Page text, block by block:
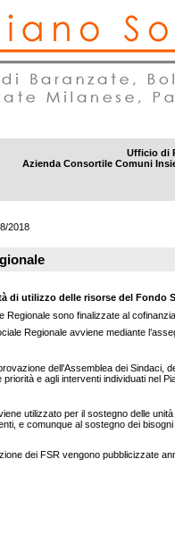
Ufficio di
Azienda Consortile Comuni
2018
di utilizzo delle risorse del Fondo
Regionale sono finalizzate al
Regionale avviene mediante
dell'Assemblea dei Sindaci,
priorità e agli interventi individuati nel
utilizzato per il sostegno delle
e comunque al sostegno dei bisogni
dei FSR vengono pubblicizzate